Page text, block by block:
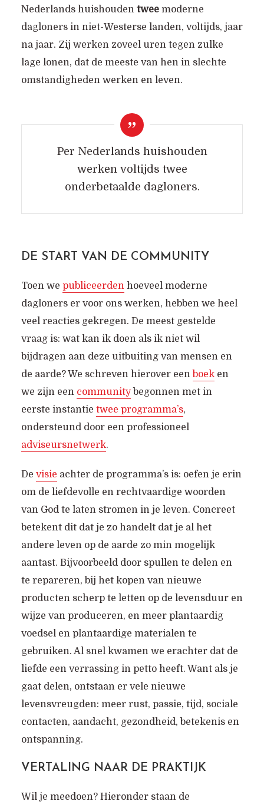
ONS VERHAAL
Nederlands huishouden twee moderne
dagloners in niet-Westerse landen, voltijds, jaar
na jaar. Zij werken zoveel uren tegen zulke
lage lonen, dat de meeste van hen in slechte
omstandigheden werken en leven.
Per Nederlands huishouden
werken voltijds twee
onderbetaalde dagloners.
DE START VAN DE COMMUNITY
Toen we publiceerdenhoeveel moderne
dagloners er voor ons werken, hebben we heel
veel reacties gekregen. De meest gestelde
vraag is: wat kan ik doen als ik niet wil
bijdragen aan deze uitbuiting van mensen en
de aarde? We schreven hierover een boeken
we zijn een communitybegonnen met in
eerste instantie twee programma’s,
ondersteund door een professioneel
adviseursnetwerk.
De visie achter de programma’s is: oefen je erin
om de liefdevolle en rechtvaardige woorden
van God te laten stromen in je leven. Concreet
betekent dit dat je zo handelt dat je al het
andere leven op de aarde zo min mogelijk
aantast. Bijvoorbeeld door spullen te delen en
te repareren, bij het kopen van nieuwe
producten scherp te letten op de levensduur en
wijze van produceren, en meer plantaardig
voedsel en plantaardige materialen te
gebruiken. Al snel kwamen we erachter dat de
liefde een verrassing in petto heeft. Want als je
gaat delen, ontstaan er vele nieuwe
levensvreugden: meer rust, passie, tijd, sociale
contacten, aandacht, gezondheid, betekenis en
ontspanning.
VERTALING NAAR DE PRAKTIJK
Wil je meedoen? Hieronder staan de